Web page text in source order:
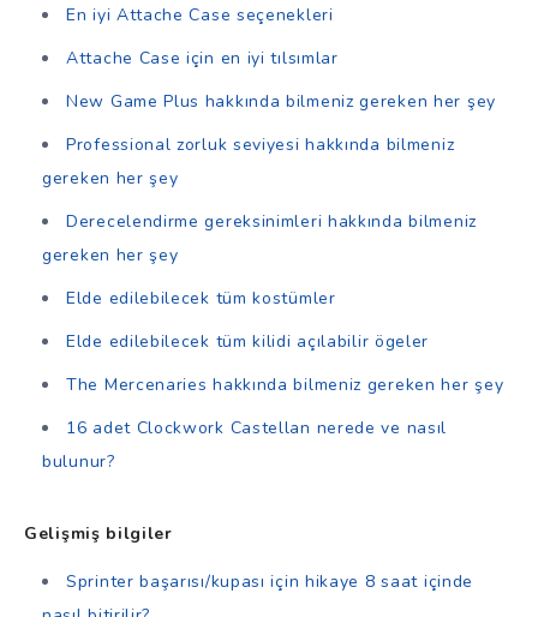
En iyi Attache Case seçenekleri
Attache Case için en iyi tılsımlar
New Game Plus hakkında bilmeniz gereken her şey
Professional zorluk seviyesi hakkında bilmeniz
gereken her şey
Derecelendirme gereksinimleri hakkında bilmeniz
gereken her şey
Elde edilebilecek tüm kostümler
Elde edilebilecek tüm kilidi açılabilir ögeler
The Mercenaries hakkında bilmeniz gereken her şey
16 adet Clockwork Castellan nerede ve nasıl
bulunur?
Gelişmiş bilgiler
Sprinter başarısı/kupası için hikaye 8 saat içinde